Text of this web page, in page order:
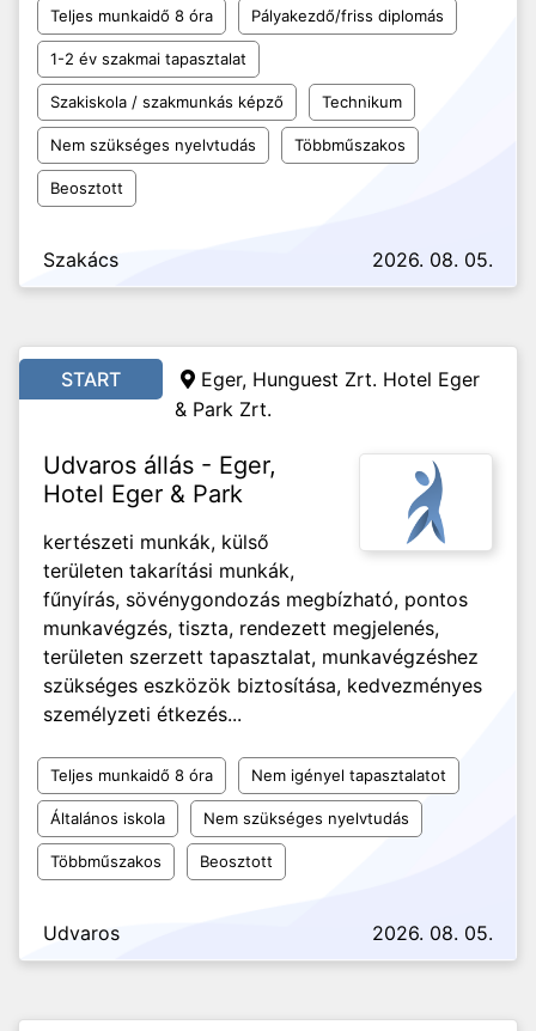
Teljes munkaidő 8 óra Pályakezdő/friss diplomás
1-2 év szakmai tapasztalat
Szakiskola / szakmunkás képző Technikum
Nem szükséges nyelvtudás Többműszakos
Beosztott
Szakács 2026. 08. 05.
START Eger, Hunguest Zrt. Hotel Eger
& Park Zrt.
Udvaros állás - Eger,
Hotel Eger & Park
kertészeti munkák, külső
területen takarítási munkák,
fűnyírás, sövénygondozás megbízható, pontos
munkavégzés, tiszta, rendezett megjelenés,
területen szerzett tapasztalat, munkavégzéshez
szükséges eszközök biztosítása, kedvezményes
személyzeti étkezés...
Teljes munkaidő 8 óra Nem igényel tapasztalatot
Általános iskola Nem szükséges nyelvtudás
Többműszakos Beosztott
Udvaros 2026. 08. 05.